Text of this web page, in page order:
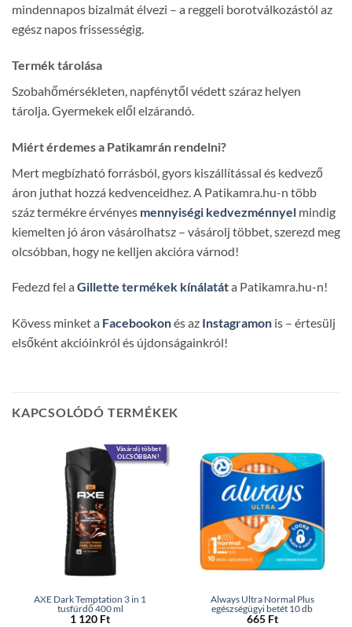
mindennapos bizalmát élvezi – a reggeli borotválkozástól az
egész napos frissességig.
Termék tárolása
Szobahőmérsékleten, napfénytől védett száraz helyen
tárolja. Gyermekek elől elzárandó.
Miért érdemes a Patikamrán rendelni?
Mert megbízható forrásból, gyors kiszállítással és kedvező
áron juthat hozzá kedvenceidhez. A Patikamra.hu-n több
száz termékre érvényes mennyiségi kedvezménnyel mindig
kiemelten jó áron vásárolhatsz – vásárolj többet, szerezd meg
olcsóbban, hogy ne kelljen akcióra várnod!
Fedezd fel a Gillette termékek kínálatáta Patikamra.hu-n!
Kövess minket a Facebookonés az Instagramon is – értesülj
elsőként akcióinkról és újdonságainkról!
KAPCSOLÓDÓ TERMÉKEK
Vásárolj többet
OLCSÓBBAN!
AXE Dark Temptation 3 in 1
tusfürdő 400 ml
1 120 Ft
Always Ultra Normal Plus
egészségügyi betét 10 db
665 Ft